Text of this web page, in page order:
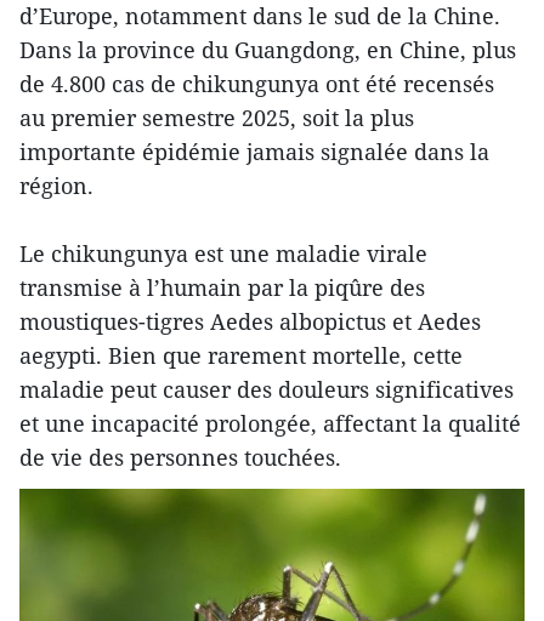
d’Europe, notamment dans le sud de la Chine.
Dans la province du Guangdong, en Chine, plus
de 4.800 cas de chikungunya ont été recensés
au premier semestre 2025, soit la plus
importante épidémie jamais signalée dans la
région.
Le chikungunya est une maladie virale
transmise à l’humain par la piqûre des
moustiques-tigres Aedes albopictus et Aedes
aegypti. Bien que rarement mortelle, cette
maladie peut causer des douleurs significatives
et une incapacité prolongée, affectant la qualité
de vie des personnes touchées.